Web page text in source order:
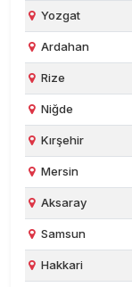
Yozgat
Ardahan
Rize
Niğde
Kırşehir
Mersin
Aksaray
Samsun
Hakkari